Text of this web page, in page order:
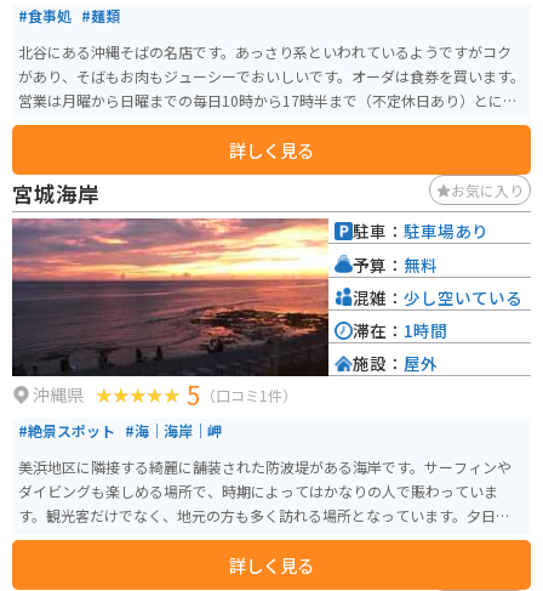
#食事処 #麺類
北谷にある沖縄そばの名店です。あっさり系といわれているようですがコク
があり、そばもお肉もジューシーでおいしいです。オーダは食券を買います。
営業は月曜から日曜までの毎日10時から17時半まで（不定休日あり）とにか
く美味しいです。テイクアウトもあります。
詳しく見る
宮城海岸 お気に入り
沖縄県 5 （口コミ1件）
#絶景スポット #海｜海岸｜岬
美浜地区に隣接する綺麗に舗装された防波堤がある海岸です。サーフィンや
ダイビングも楽しめる場所で、時期によってはかなりの人で賑わっていま
す。観光客だけでなく、地元の方も多く訪れる場所となっています。夕日がと
ても綺麗に見られます。
詳しく見る
駐車： 駐車場あり
予算： 無料
混雑： 少し空いている
滞在： 1時間
施設： 屋外